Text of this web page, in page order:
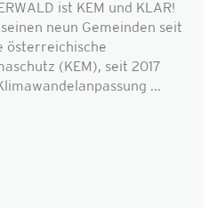
ist KEM und KLAR!
neun Gemeinden seit
österreichische
(KEM), seit 2017
...